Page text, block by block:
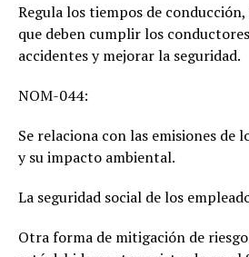
Regula los tiempos de conducción,
que deben cumplir los
accidentes y mejorar la seguridad.
NOM-044:
Se relaciona con las emisiones de
y su impacto ambiental.
La seguridad social de los
Otra forma de mitigación de